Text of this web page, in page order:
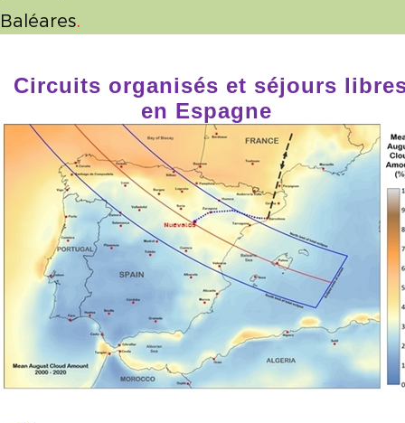
Baléares.
Circuits organisés et séjours
en Espagne